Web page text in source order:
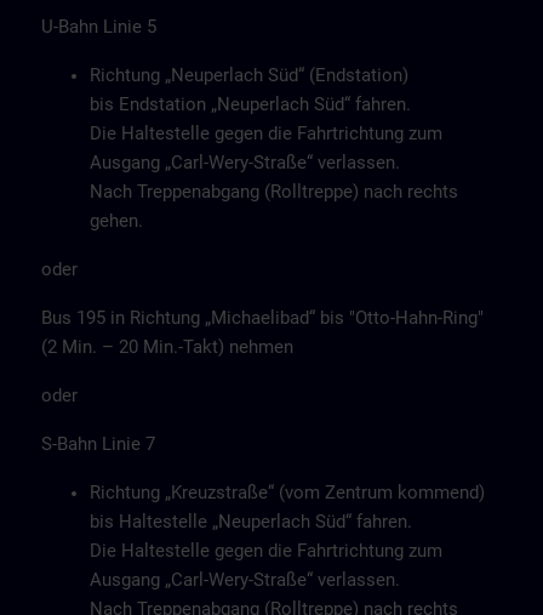
U-Bahn Linie 5
Richtung „Neuperlach Süd“ (Endstation)
bis Endstation „Neuperlach Süd“ fahren.
Die Haltestelle gegen die Fahrtrichtung zum
Ausgang „Carl-Wery-Straße“ verlassen.
Nach Treppenabgang (Rolltreppe) nach rechts
gehen.
oder
Bus 195 in Richtung „Michaelibad“ bis "Otto-Hahn-Ring"
(2 Min. – 20 Min.-Takt) nehmen
oder
S-Bahn Linie 7
Richtung „Kreuzstraße“ (vom Zentrum kommend)
bis Haltestelle „Neuperlach Süd“ fahren.
Die Haltestelle gegen die Fahrtrichtung zum
Ausgang „Carl-Wery-Straße“ verlassen.
Nach Treppenabgang (Rolltreppe) nach rechts